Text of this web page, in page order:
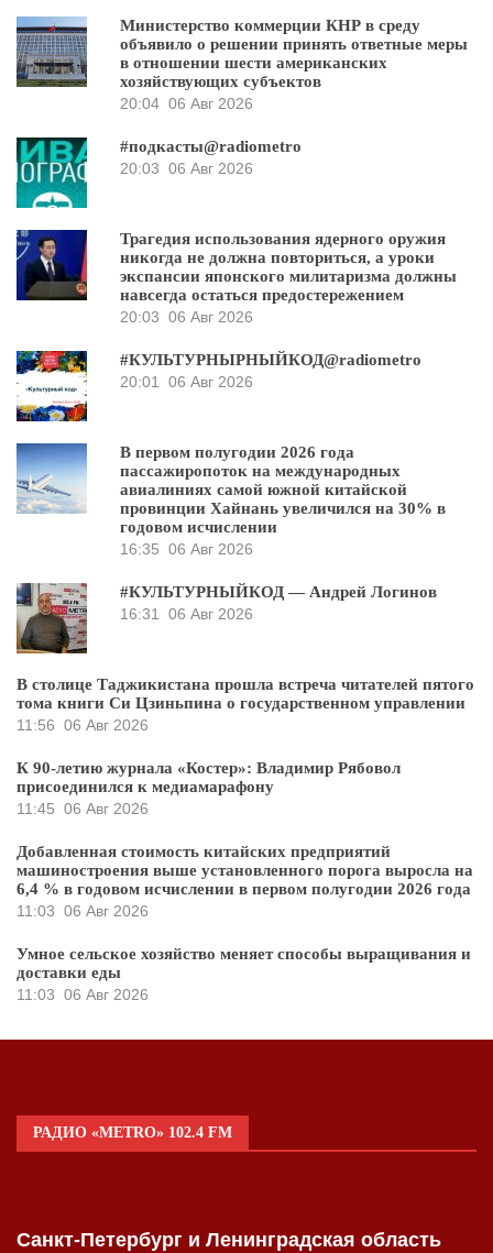
Министерство коммерции КНР в среду
объявило о решении принять ответные меры
в отношении шести американских
хозяйствующих субъектов
20:04 06 Авг 2026
#подкасты@radiometro
20:03 06 Авг 2026
Трагедия использования ядерного оружия
никогда не должна повториться, а уроки
экспансии японского милитаризма должны
навсегда остаться предостережением
20:03 06 Авг 2026
#КУЛЬТУРНЫРНЫЙКОД@radiometro
20:01 06 Авг 2026
В первом полугодии 2026 года
пассажиропоток на международных
авиалиниях самой южной китайской
провинции Хайнань увеличился на 30% в
годовом исчислении
16:35 06 Авг 2026
#КУЛЬТУРНЫЙКОД — Андрей Логинов
16:31 06 Авг 2026
В столице Таджикистана прошла встреча читателей пятого
тома книги Си Цзиньпина о государственном управлении
11:56 06 Авг 2026
К 90-летию журнала «Костер»: Владимир Рябовол
присоединился к медиамарафону
11:45 06 Авг 2026
Добавленная стоимость китайских предприятий
машиностроения выше установленного порога выросла на
6,4 % в годовом исчислении в первом полугодии 2026 года
11:03 06 Авг 2026
Умное сельское хозяйство меняет способы выращивания и
доставки еды
11:03 06 Авг 2026
РАДИО «METRO» 102.4 FM
Санкт-Петербург и Ленинградская область